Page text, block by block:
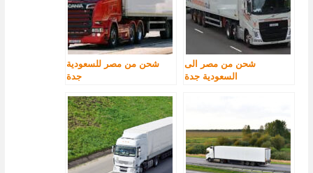
شحن من مصر الى
السعودية جدة
شحن من مصر للسعودية
جدة